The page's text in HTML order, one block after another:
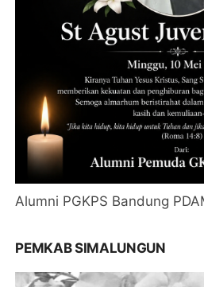
Alumni PGKPS Bandung
PEMKAB SIMALUNGUN